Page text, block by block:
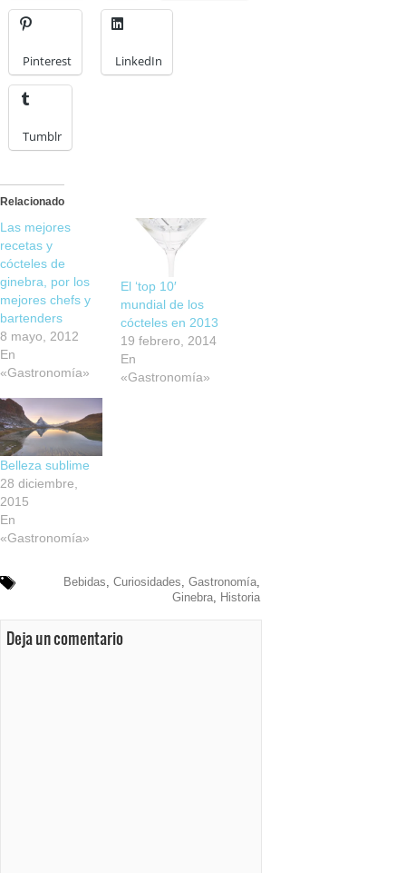
Pinterest LinkedIn
Tumblr
Relacionado
Las mejores
recetas y
cócteles de
ginebra, por los
mejores chefs y
bartenders
8 mayo, 2012
En
«Gastronomía»
El ‘top 10′
mundial de los
cócteles en 2013
19 febrero, 2014
En
«Gastronomía»
Belleza sublime
28 diciembre,
2015
En
«Gastronomía»
Bebidas, Curiosidades, Gastronomía,
Ginebra, Historia
Deja un comentario